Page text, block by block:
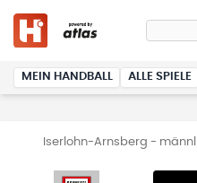
MEIN HANDBALL ALLE SPIELE
Iserlohn-Arnsberg -